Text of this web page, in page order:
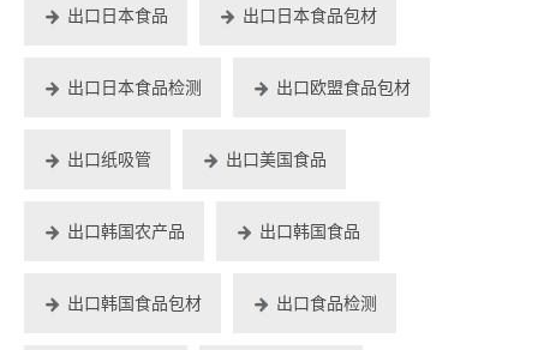
出口日本食品 出口日本食品包材
出口日本食品检测 出口欧盟食品包材
出口纸吸管 出口美国食品
出口韩国农产品 出口韩国食品
出口韩国食品包材 出口食品检测